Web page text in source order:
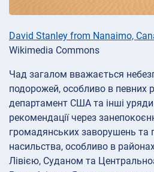
David Stanley from Nanaimo,
Wikimedia Commons
Чад загалом вважається
подорожей, особливо в певних
департамент США та інші
рекомендації через
громадянських заворушень та
насильства, особливо в
Лівією, Суданом та